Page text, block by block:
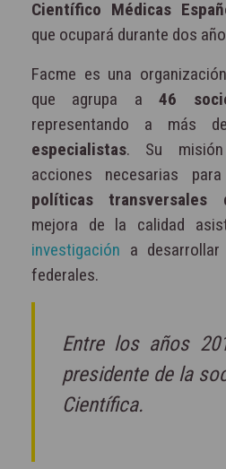
Científico Médicas
que ocupará durante dos
Facme es una
que agrupa a46
representando a más
especialistas. Su
acciones necesarias
políticas transversales
mejora de la calidad
investigación a
federales.
Entre los años
presidente de la
Científica.